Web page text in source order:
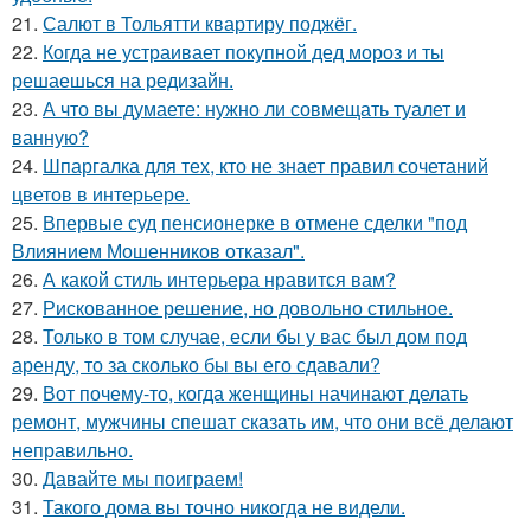
21. Салют в Тольятти квартиру поджёг.
22. Когда не устраивает покупной дед мороз и ты
решаешься на редизайн.
23. А что вы думаете: нужно ли совмещать туалет и
ванную?
24. Шпаргалка для тех, кто не знает правил сочетаний
цветов в интерьере.
25. Впервые суд пенсионерке в отмене сделки "под
Влиянием Мошенников отказал".
26. А какой стиль интерьера нравится вам?
27. Рискованное решение, но довольно стильное.
28. Только в том случае, если бы у вас был дом под
аренду, то за сколько бы вы его сдавали?
29. Вот почему-то, когда женщины начинают делать
ремонт, мужчины спешат сказать им, что они всё делают
неправильно.
30. Давайте мы поиграем!
31. Такого дома вы точно никогда не видели.